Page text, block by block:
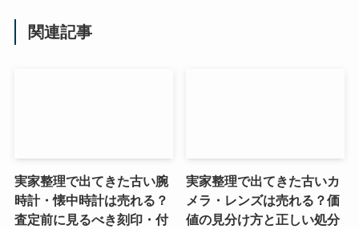
関連記事
実家整理で出てきた古い腕
時計・懐中時計は売れる？
査定前に見るべき刻印・付
実家整理で出てきた古いカ
メラ・レンズは売れる？価
値の見分け方と正しい処分